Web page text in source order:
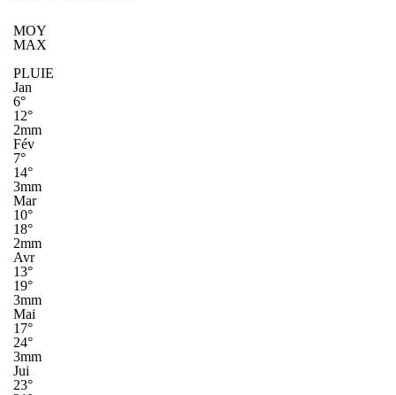
MOY
MAX
PLUIE
Jan
6°
12°
2mm
Fév
7°
14°
3mm
Mar
10°
18°
2mm
Avr
13°
19°
3mm
Mai
17°
24°
3mm
Jui
23°